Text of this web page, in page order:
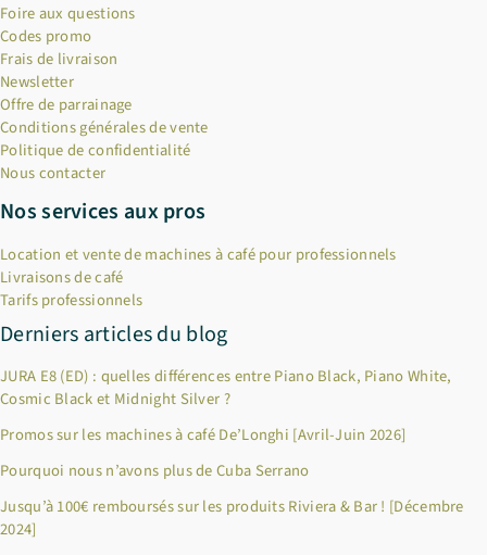
Foire aux questions
Codes promo
Frais de livraison
Newsletter
Offre de parrainage
Conditions générales de vente
Politique de confidentialité
Nous contacter
Nos services aux pros
Location et vente de machines à café pour professionnels
Livraisons de café
Tarifs professionnels
Derniers articles du blog
JURA E8 (ED) : quelles différences entre Piano Black, Piano White,
Cosmic Black et Midnight Silver ?
Promos sur les machines à café De’Longhi [Avril-Juin 2026]
Pourquoi nous n’avons plus de Cuba Serrano
Jusqu’à 100€ remboursés sur les produits Riviera & Bar ! [Décembre
2024]